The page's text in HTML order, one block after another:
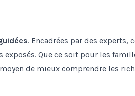
. Encadrées par des experts,
Que ce soit pour les
de mieux comprendre les